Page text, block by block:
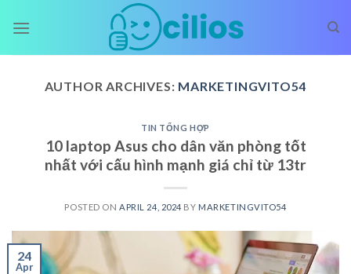
AUTHOR ARCHIVES: MARKETINGVITO54
TIN TỔNG HỢP
10 laptop Asus cho dân văn phòng tốt
nhất với cấu hình mạnh giá chỉ từ 13tr
POSTED ON APRIL 24, 2024 BY MARKETINGVITO54
24
Apr